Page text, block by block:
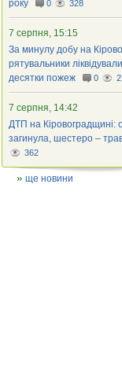
року
0 328
7 серпня, 15:15
За минулу добу на
рятувальники
десятки пожеж
0
7 серпня, 14:42
ДТП на Кіровоградщині:
загинула, шестеро –
362
ще новини